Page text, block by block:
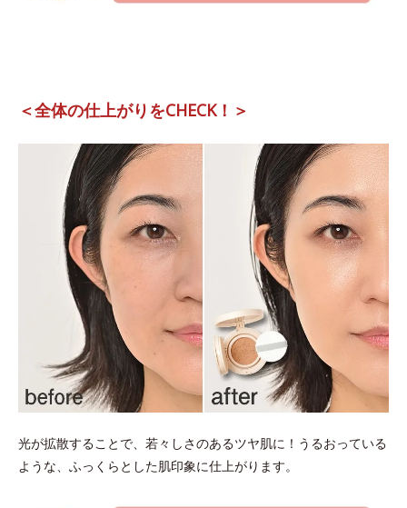
＜全体の仕上がりをCHECK！＞
光が拡散することで、若々しさのあるツヤ肌に！うるおっている
ような、ふっくらとした肌印象に仕上がります。